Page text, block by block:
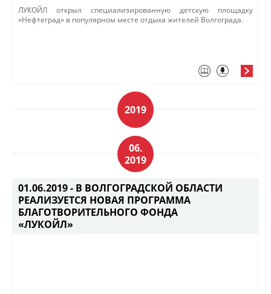
ЛУКОЙЛ открыл специализированную детскую площадку
«Нефтеград» в популярном месте отдыха жителей Волгограда.
2019
06.
2019
01.06.2019 - В ВОЛГОГРАДСКОЙ ОБЛАСТИ
РЕАЛИЗУЕТСЯ НОВАЯ ПРОГРАММА
БЛАГОТВОРИТЕЛЬНОГО ФОНДА
«ЛУКОЙЛ»